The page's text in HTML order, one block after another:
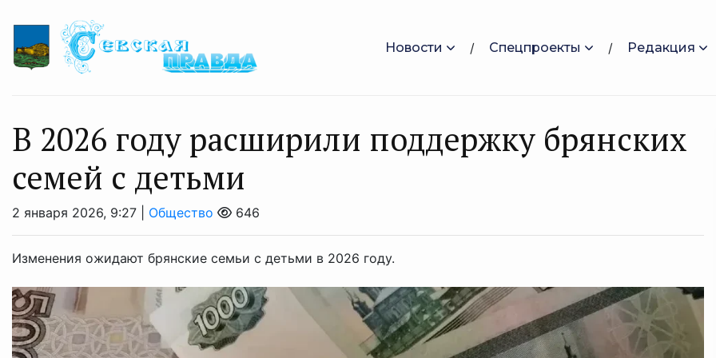
Новости Спецпроекты Редакция
В 2026 году расширили поддержку брянских
семей с детьми
2 января 2026, 9:27 | Общество 646
Изменения ожидают брянские семьи с детьми в 2026 году.